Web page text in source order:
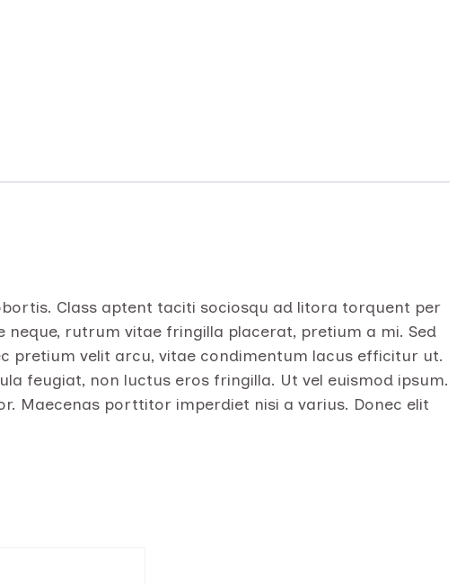
Class aptent taciti sociosqu ad litora torquent per
rutrum vitae fringilla placerat, pretium a mi. Sed
pretium velit arcu, vitae condimentum lacus efficitur ut.
feugiat, non luctus eros fringilla. Ut vel euismod ipsum.
Maecenas porttitor imperdiet nisi a varius. Donec elit